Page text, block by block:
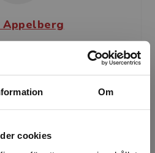
Om
cookies
Appelberg
doktor och har varit